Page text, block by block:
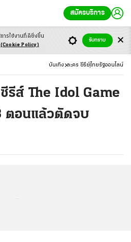
สมัครบริการ
บันเทิง ละคร ซีรีย์ ไทยรัฐออนไลน์
รีส์ The Idol Game
ตอนแล้วตัดจบ
ารใช้งานที่ดียิ่งขึ้น
(Cookie Policy)
รับทราบ